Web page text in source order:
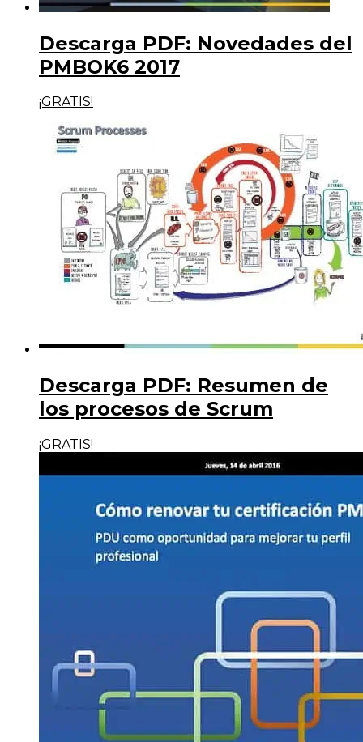
Descarga PDF: Novedades del
PMBOK6 2017
¡GRATIS!
Descarga PDF: Resumen de
los procesos de Scrum
¡GRATIS!